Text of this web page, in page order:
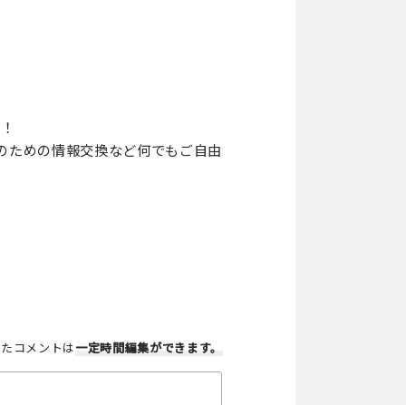
ための情報交換など何でもご自由
コメントは一定時間編集ができます。